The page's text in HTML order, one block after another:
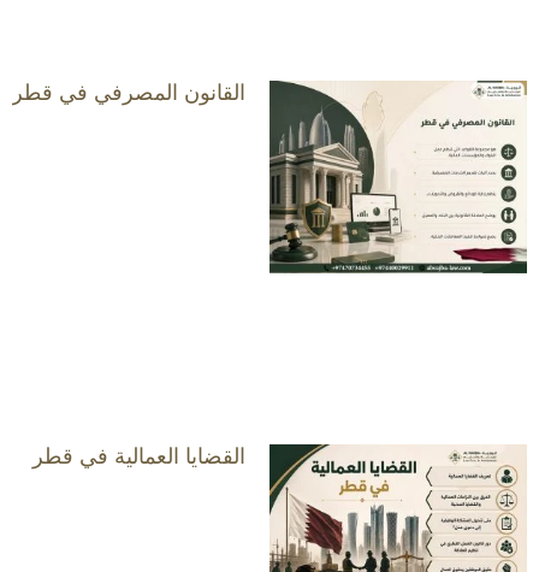
القانون المصرفي في قطر
القضايا العمالية في قطر